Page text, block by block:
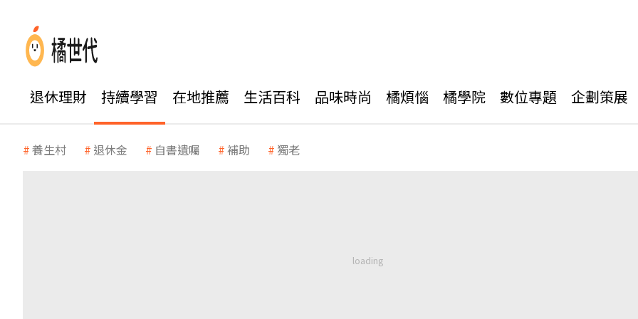
退休理財 持續學習 在地推薦 生活百科 品味時尚 橘煩惱 橘學院 數位專題 企劃策展
養生村 退休金 自書遺囑 補助 獨老